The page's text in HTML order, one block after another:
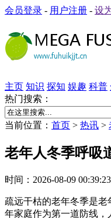
会员登录 - 用户注册 - 设
主页 知识 探知 娱趣 科普
热门搜索：
当前位置： 首页 > 热讯 >
老年人冬季呼吸
时间：2026-08-09
疏远干枯的老年冬季是老
年家庭作为第一道防线